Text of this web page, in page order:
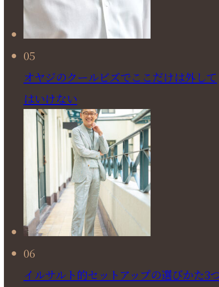
05
オヤジのクールビズでここだけは外して
はいけない
06
イルサルト的セットアップの選びかた3